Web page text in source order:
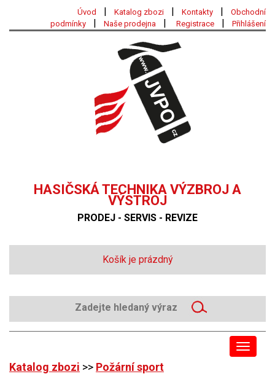
Úvod | Katalog zbozi | Kontakty |
Obchodní
podmínky
| Naše prodejna | Registrace | Přihlášení
HASIČSKÁ TECHNIKA VÝZBROJ A
VÝSTROJ
PRODEJ - SERVIS - REVIZE
Košík je prázdný
Toggle
Katalog zbozi >> Požární sport